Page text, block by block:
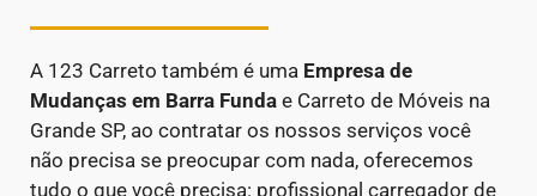
A 123 Carreto também é uma Empresa de
Mudanças em Barra Funda e Carreto de Móveis na
Grande SP, ao contratar os nossos serviços você
não precisa se preocupar com nada, oferecemos
tudo o que você precisa: profissional carregador de